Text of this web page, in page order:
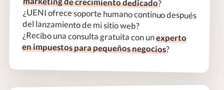
?
¿UENI ofrece soporte humano continuo después
del lanzamiento de mi sitio web?
¿Recibo una consulta gratuita con unexperto
en impuestos para pequeños negocios?